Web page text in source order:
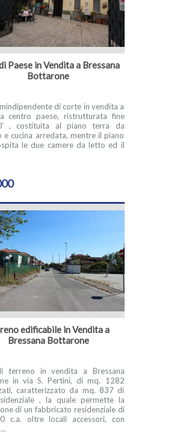
Paese in Vendita a Bressana
Bottarone
di corte in vendita a
centro paese, ristrutturata fine
, costituita al piano terra da
e cucina arredata, mentre il piano
le due camere da letto ed il
edificabile in Vendita a
Bressana Bottarone
terreno in vendita a Bressana
in via S. Pertini, di mq. 1282
caratterizzato da mq. 837 di
, la quale permette la
di un fabbricato residenziale di
c.a. oltre locali accessori, con